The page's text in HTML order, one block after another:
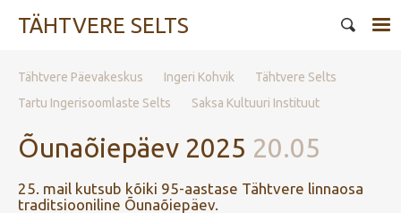
TÄHTVERE SELTS
Tähtvere Päevakeskus Ingeri Kohvik
Tähtvere Selts
Tartu Ingerisoomlaste Selts
Saksa Kultuuri Instituut
Õunaõiepäev 2025 20.05
25. mail kutsub kõiki 95-aastase Tähtvere linnaosa
traditsiooniline Õunaõiepäev.